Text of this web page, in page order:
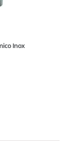
Inox